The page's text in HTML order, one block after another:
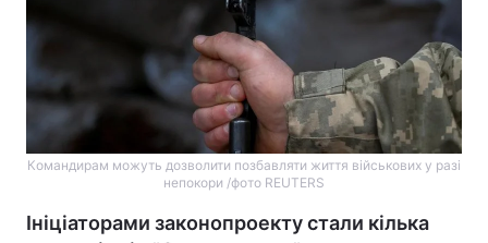
Командирам можуть дозволити позбавляти життя військових у разі
непокори /фото REUTERS
Ініціаторами законопроекту стали кілька